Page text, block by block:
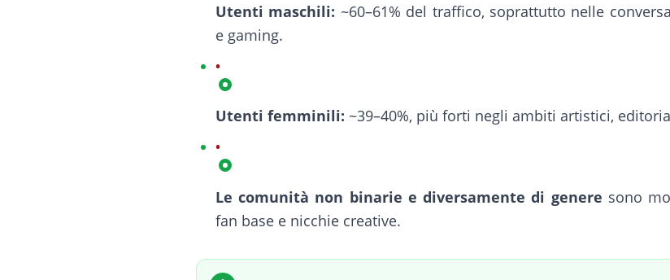
Utenti maschili: ~60–61% del traffico, soprattutto nelle
e gaming.
Utenti femminili: ~39–40%, più forti negli ambiti artistici,
Le comunità non binarie e diversamente di genere sono
fan base e nicchie creative.